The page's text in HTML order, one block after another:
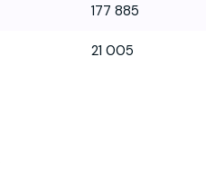
177 885
21 005